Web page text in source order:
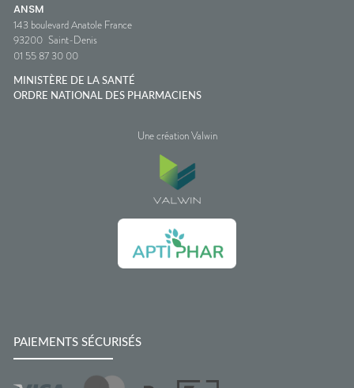
ANSM
143 boulevard Anatole France
93200 Saint-Denis
01 55 87 30 00
MINISTÈRE DE LA SANTÉ
ORDRE NATIONAL DES PHARMACIENS
Une création Valwin
PAIEMENTS SÉCURISÉS